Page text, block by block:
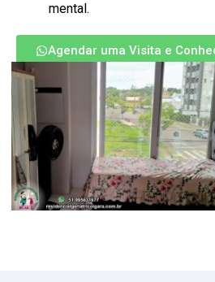
mental.
Agendar uma Visita e